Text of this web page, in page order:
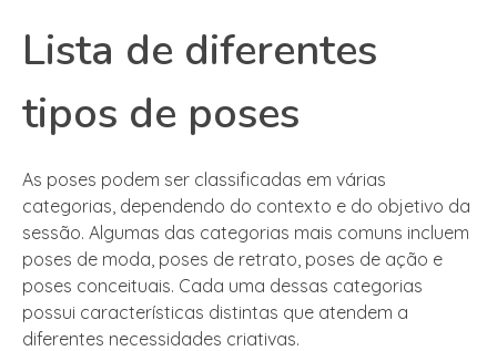
Lista de diferentes
tipos de poses
As poses podem ser classificadas em várias
categorias, dependendo do contexto e do objetivo da
sessão. Algumas das categorias mais comuns incluem
poses de moda, poses de retrato, poses de ação e
poses conceituais. Cada uma dessas categorias
possui características distintas que atendem a
diferentes necessidades criativas.